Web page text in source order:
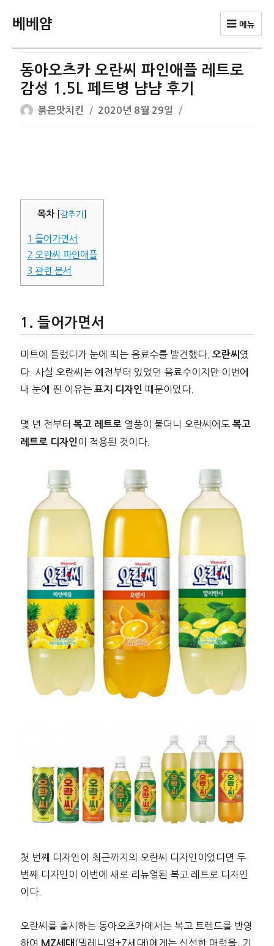
베베얌 메뉴
동아오츠카 오란씨 파인애플 레트로
감성 1.5L 페트병 냠냠 후기
글
쓴
붉은맛치킨
작
성
2020년 8월 29일
목차 감추기
1 들어가면서
2 오란씨 파인애플
3 관련 문서
들어가면서
마트에 들렀다가 눈에 띄는 음료수를 발견했다. 오란씨 였
다. 사실 오란씨는 예전부터 있었던 음료수이지만 이번에
내 눈에 띈 이유는 표지 디자인 때문이었다.
몇 년 전부터 복고 레트로열풍이 불더니 오란씨에도 복고
레트로 디자인 이 적용된 것이다.
첫 번째 디자인이 최근까지의 오란씨 디자인이었다면 두
번째 디자인이 이번에 새로 리뉴얼된 복고 레트로 디자인
이다.
오란씨를 출시하는 동아오츠카에서는 복고 트렌드를 반영
하여 MZ세대 (밀레니얼+Z세대)에게는 신선한 매력을, 기